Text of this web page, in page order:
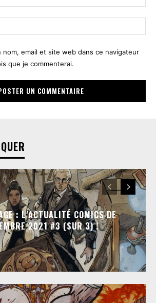
:*
:
nom, email et site web dans ce navigateur
que je commenterai.
: L’ACTUALITÉ COMICS DE
2021 #3 (SUR 3) !